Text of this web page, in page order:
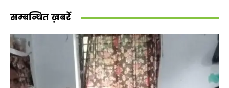
सम्बन्धित ख़बरें